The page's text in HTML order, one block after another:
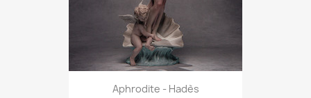
Aphrodite - Hadès